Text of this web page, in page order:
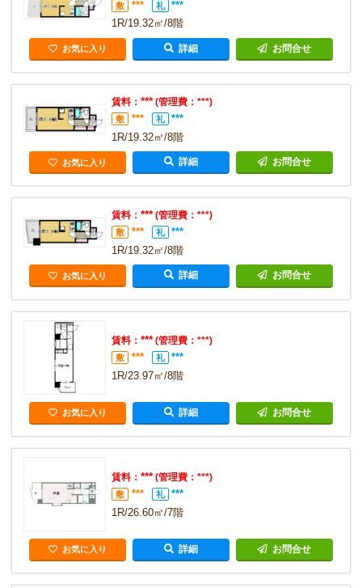
敷 *** 礼
***
1R/19.32㎡/8階
お気に入り 詳細 お問合せ
賃料： ***(管理費：***)
敷 *** 礼
***
1R/19.32㎡/8階
お気に入り 詳細 お問合せ
賃料： ***(管理費：***)
敷 *** 礼
***
1R/19.32㎡/8階
お気に入り 詳細 お問合せ
賃料： ***(管理費：***)
敷 *** 礼
***
1R/23.97㎡/8階
お気に入り 詳細 お問合せ
賃料： ***(管理費：***)
敷 *** 礼
***
1R/26.60㎡/7階
お気に入り 詳細 お問合せ